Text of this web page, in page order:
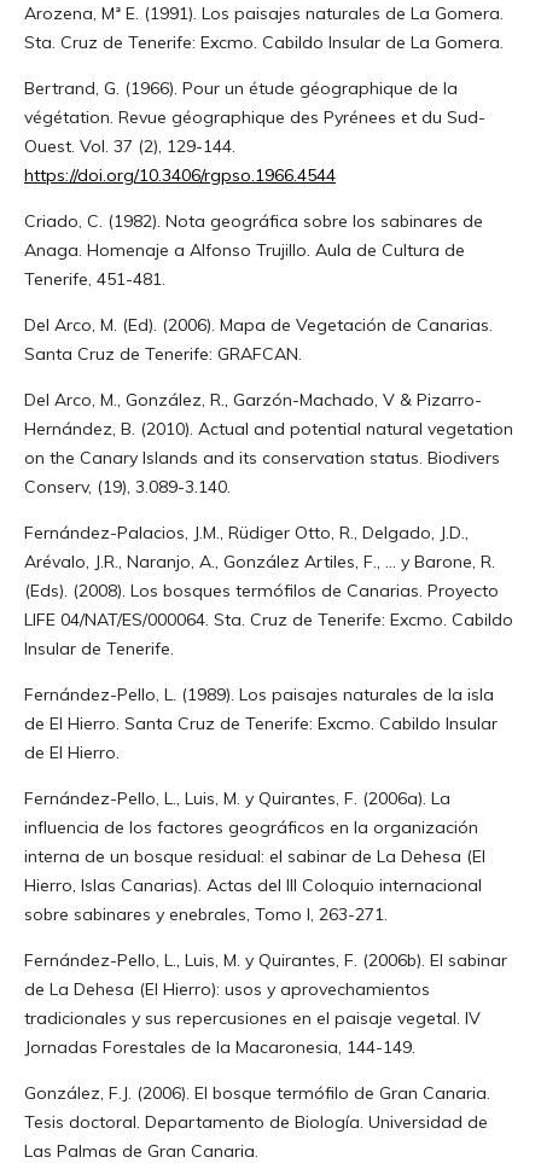
Arozena, Mª E. (1991). Los paisajes naturales de La Gomera.
Sta. Cruz de Tenerife: Excmo. Cabildo Insular de La Gomera.
Bertrand, G. (1966). Pour un étude géographique de la
végétation. Revue géographique des Pyrénees et du Sud-
Ouest. Vol. 37 (2), 129-144.
https://doi.org/10.3406/rgpso.1966.4544
Criado, C. (1982). Nota geográfica sobre los sabinares de
Anaga. Homenaje a Alfonso Trujillo. Aula de Cultura de
Tenerife, 451-481.
Del Arco, M. (Ed). (2006). Mapa de Vegetación de Canarias.
Santa Cruz de Tenerife: GRAFCAN.
Del Arco, M., González, R., Garzón-Machado, V & Pizarro-
Hernández, B. (2010). Actual and potential natural vegetation
on the Canary Islands and its conservation status. Biodivers
Conserv, (19), 3.089-3.140.
Fernández-Palacios, J.M., Rüdiger Otto, R., Delgado, J.D.,
Arévalo, J.R., Naranjo, A., González Artiles, F., ... y Barone, R.
(Eds). (2008). Los bosques termófilos de Canarias. Proyecto
LIFE 04/NAT/ES/000064. Sta. Cruz de Tenerife: Excmo. Cabildo
Insular de Tenerife.
Fernández-Pello, L. (1989). Los paisajes naturales de la isla
de El Hierro. Santa Cruz de Tenerife: Excmo. Cabildo Insular
de El Hierro.
Fernández-Pello, L., Luis, M. y Quirantes, F. (2006a). La
influencia de los factores geográficos en la organización
interna de un bosque residual: el sabinar de La Dehesa (El
Hierro, Islas Canarias). Actas del III Coloquio internacional
sobre sabinares y enebrales, Tomo I, 263-271.
Fernández-Pello, L., Luis, M. y Quirantes, F. (2006b). El sabinar
de La Dehesa (El Hierro): usos y aprovechamientos
tradicionales y sus repercusiones en el paisaje vegetal. IV
Jornadas Forestales de la Macaronesia, 144-149.
González, F.J. (2006). El bosque termófilo de Gran Canaria.
Tesis doctoral. Departamento de Biología. Universidad de
Las Palmas de Gran Canaria.